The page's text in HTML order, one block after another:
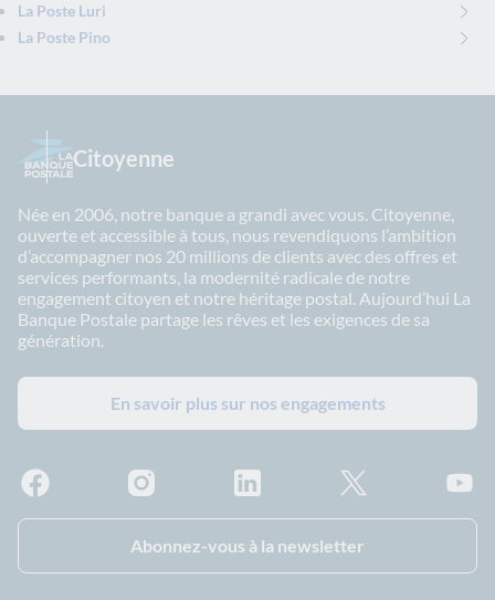
La Poste Luri
La Poste Pino
Citoyenne
Née en 2006, notre banque a grandi avec vous. Citoyenne,
ouverte et accessible à tous, nous revendiquons l’ambition
d’accompagner nos 20 millions de clients avec des offres et
services performants, la modernité radicale de notre
engagement citoyen et notre héritage postal. Aujourd’hui La
Banque Postale partage les rêves et les exigences de sa
génération.
En savoir plus sur nos engagements
Abonnez-vous à la newsletter